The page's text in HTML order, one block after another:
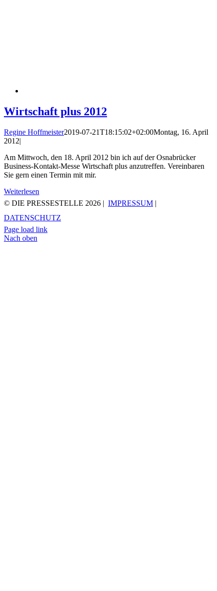
Wirtschaft plus 2012
Regine Hoffmeister2019-07-21T18:15:02+02:00Montag, 16. April
2012|
Am Mittwoch, den 18. April 2012 bin ich auf der Osnabrücker
Business-Kontakt-Messe Wirtschaft plus anzutreffen. Vereinbaren
Sie gern einen Termin mit mir.
Weiterlesen
© DIE PRESSESTELLE 2026 | IMPRESSUM |
DATENSCHUTZ
Page load link
Nach oben